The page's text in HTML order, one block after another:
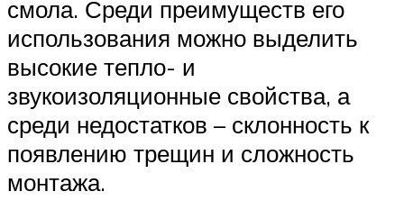
смола. Среди преимуществ его
использования можно выделить
высокие тепло- и
звукоизоляционные свойства, а
среди недостатков – склонность к
появлению трещин и сложность
монтажа.